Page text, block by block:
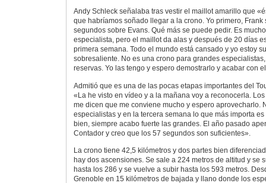
Andy Schleck señalaba tras vestir el maillot amarillo que
que habríamos soñado llegar a la crono. Yo primero, Frank
segundos sobre Evans. Qué más se puede pedir. Es
especialista, pero el maillot da alas y después de 20 días
primera semana. Todo el mundo está cansado y yo estoy
sobresaliente. No es una crono para grandes
reservas. Yo las tengo y espero demostrarlo y acabar con
Admitió que es una de las pocas etapas importantes del
«La he visto en vídeo y a la mañana voy a reconocerla.
me dicen que me conviene mucho y espero aprovecharlo.
especialistas y en la tercera semana lo que más importa
bien, siempre acabo fuerte las grandes. El año pasado
Contador y creo que los 57 segundos son suficientes».
La crono tiene 42,5 kilómetros y dos partes bien
hay dos ascensiones. Se sale a 224 metros de altitud y se
hasta los 286 y se vuelve a subir hasta los 593 metros.
Grenoble en 15 kilómetros de bajada y llano donde los